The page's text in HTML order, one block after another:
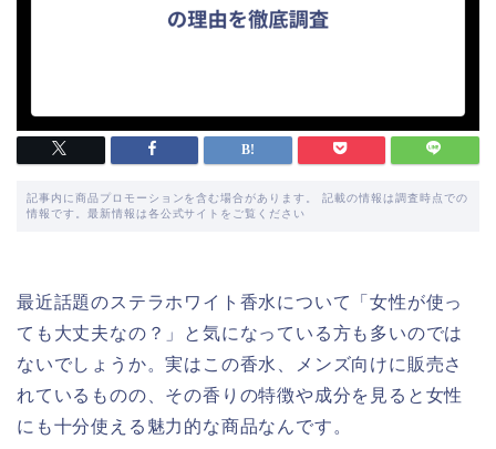
記事内に商品プロモーションを含む場合があります。 記載の情報は調査時点での
情報です。最新情報は各公式サイトをご覧ください
最近話題のステラホワイト香水について「女性が使っ
ても大丈夫なの？」と気になっている方も多いのでは
ないでしょうか。実はこの香水、メンズ向けに販売さ
れているものの、その香りの特徴や成分を見ると女性
にも十分使える魅力的な商品なんです。